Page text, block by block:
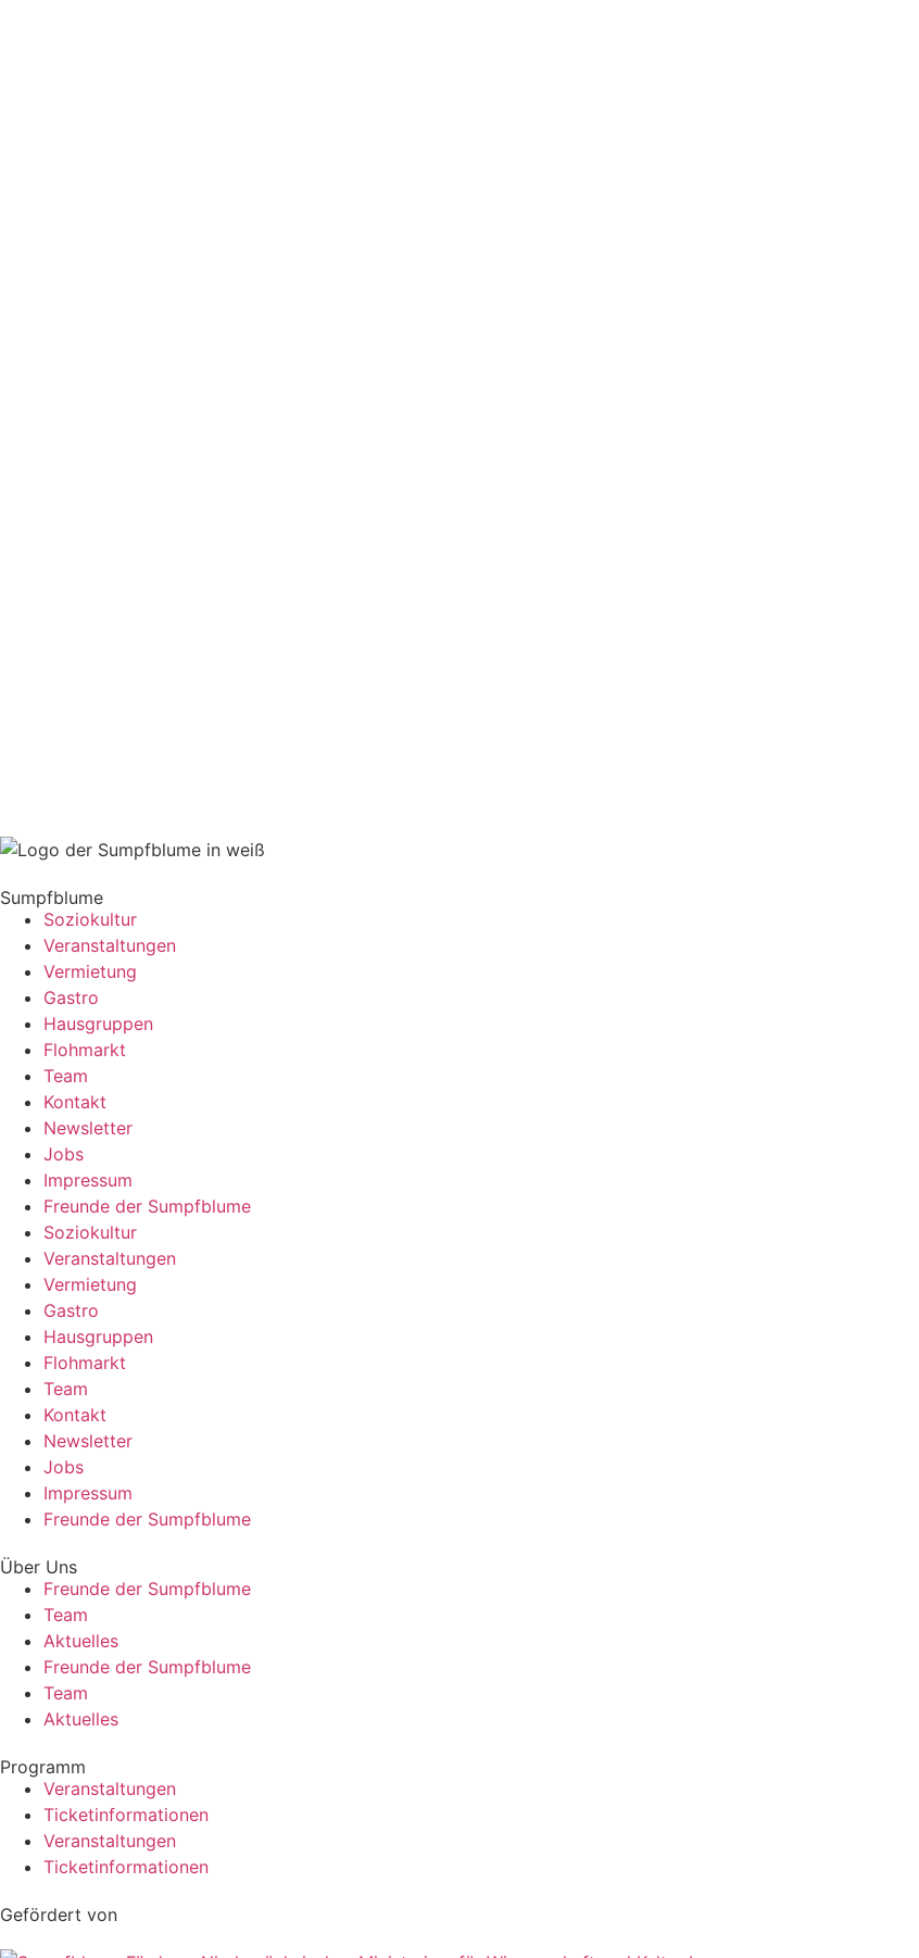
Sumpfblume
Soziokultur
Veranstaltungen
Vermietung
Gastro
Hausgruppen
Flohmarkt
Team
Kontakt
Newsletter
Jobs
Impressum
Freunde der Sumpfblume
Soziokultur
Veranstaltungen
Vermietung
Gastro
Hausgruppen
Flohmarkt
Team
Kontakt
Newsletter
Jobs
Impressum
Freunde der Sumpfblume
Über Uns
Freunde der Sumpfblume
Team
Aktuelles
Freunde der Sumpfblume
Team
Aktuelles
Programm
Veranstaltungen
Ticketinformationen
Veranstaltungen
Ticketinformationen
Gefördert von